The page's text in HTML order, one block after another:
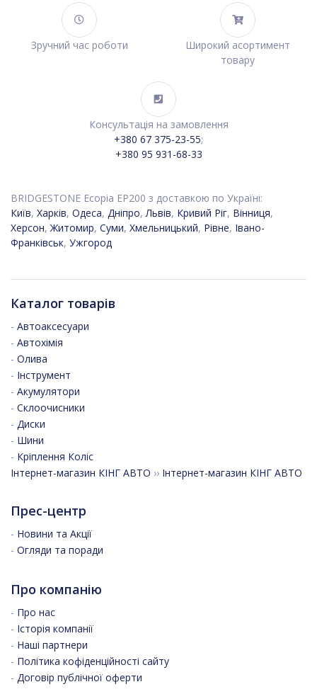
Зручний час роботи
Широкий асортимент
товару
Консультація на замовлення
+380 67 375-23-55;
+380 95 931-68-33
BRIDGESTONE Ecopia EP200 з доставкою по Україні:
Київ, Харків, Одеса, Дніпро,Львів, Кривий Ріг, Вінниця,
Херсон,Житомир, Суми, Хмельницький, Рівне, Івано-
Франківськ, Ужгород
Каталог товарів
- Автоаксесуари
- Автохімія
- Олива
- Інструмент
- Акумулятори
- Склоочисники
- Диски
- Шини
- Кріплення Коліс
Інтернет-магазин КІНГ АВТО ›› Інтернет-магазин КІНГ АВТО
Прес-центр
- Новини та Акції
- Огляди та поради
Про компанію
- Про нас
- Історія компанії
- Наші партнери
- Політика кофіденційності сайту
- Договір публічної оферти